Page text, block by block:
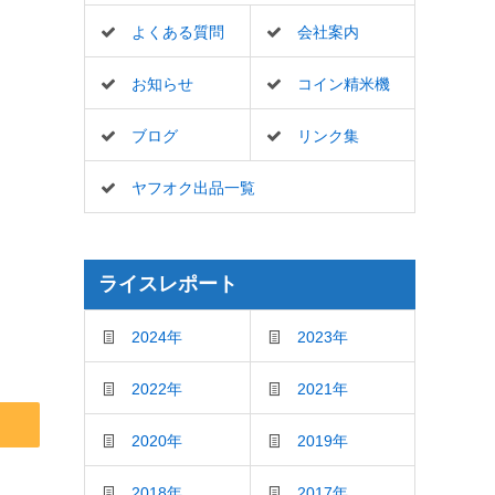
よくある質問 会社案内
お知らせ コイン精米機
ブログ リンク集
ヤフオク出品一覧
ライスレポート
2024年 2023年
2022年 2021年
2020年 2019年